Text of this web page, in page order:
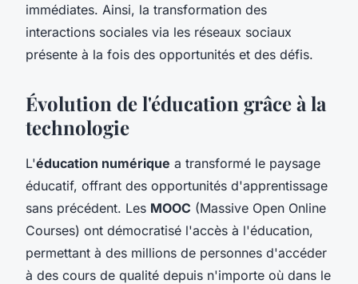
immédiates. Ainsi, la transformation des
interactions sociales via les réseaux sociaux
présente à la fois des opportunités et des défis.
Évolution de l'éducation grâce à la
technologie
L'éducation numérique a transformé le paysage
éducatif, offrant des opportunités d'apprentissage
sans précédent. Les MOOC (Massive Open Online
Courses) ont démocratisé l'accès à l'éducation,
permettant à des millions de personnes d'accéder
à des cours de qualité depuis n'importe où dans le